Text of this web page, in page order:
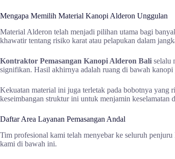
Mengapa Memilih Material Kanopi Alderon Unggulan
Material Alderon telah menjadi pilihan utama bagi
khawatir tentang risiko karat atau pelapukan dalam
Kontraktor Pemasangan Kanopi Alderon Bali selalu
signifikan. Hasil akhirnya adalah ruang di bawah
Kekuatan material ini juga terletak pada bobotnya yang
keseimbangan struktur ini untuk menjamin keselamatan
Daftar Area Layanan Pemasangan Andal
Tim profesional kami telah menyebar ke seluruh
kami di bawah ini.